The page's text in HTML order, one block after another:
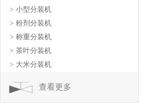
> 小型分装机
> 粉剂分装机
> 称重分装机
> 茶叶分装机
> 大米分装机
查看更多